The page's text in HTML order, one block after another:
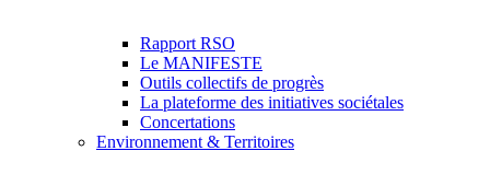
Rapport RSO
Le MANIFESTE
Outils collectifs de progrès
La plateforme des initiatives sociétales
Concertations
Environnement & Territoires